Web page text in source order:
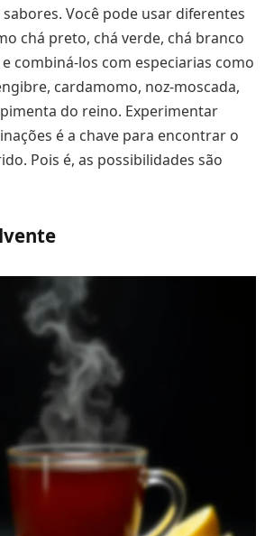
Você pode usar diferentes
chá preto, chá verde, chá branco
combiná-los com especiarias como
cardamomo, noz-moscada,
do reino. Experimentar
é a chave para encontrar o
Pois é, as possibilidades são